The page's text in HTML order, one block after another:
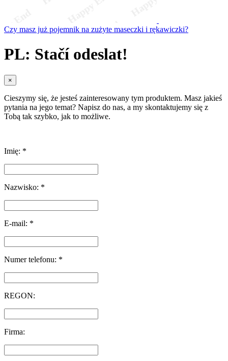
Czy masz już pojemnik na zużyte maseczki i rękawiczki?
PL: Stačí odeslat!
×
Cieszymy się, że jesteś zainteresowany tym produktem. Masz jakieś
pytania na jego temat? Napisz do nas, a my skontaktujemy się z
Tobą tak szybko, jak to możliwe.
Imię: *
Nazwisko: *
E-mail: *
Numer telefonu: *
REGON:
Firma: